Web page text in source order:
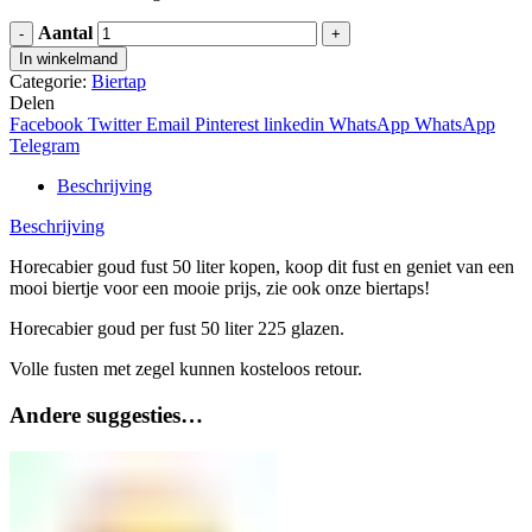
Aantal
In winkelmand
Categorie: Biertap
Delen
Facebook Twitter Email Pinterest linkedin WhatsApp WhatsApp
Telegram
Beschrijving
Beschrijving
Horecabier goud fust 50 liter kopen, koop dit fust en geniet van een
mooi biertje voor een mooie prijs, zie ook onze biertaps!
Horecabier goud per fust 50 liter 225 glazen.
Volle fusten met zegel kunnen kosteloos retour.
Andere suggesties…